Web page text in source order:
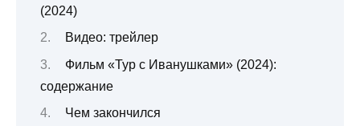
(2024)
Видео: трейлер
Фильм «Тур с Иванушками» (2024):
содержание
Чем закончился